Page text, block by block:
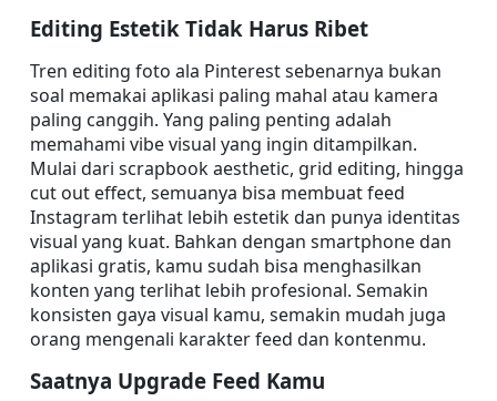
Editing Estetik Tidak Harus Ribet
Tren editing foto ala Pinterest sebenarnya bukan
soal memakai aplikasi paling mahal atau kamera
paling canggih. Yang paling penting adalah
memahami vibe visual yang ingin ditampilkan.
Mulai dari scrapbook aesthetic, grid editing, hingga
cut out effect, semuanya bisa membuat feed
Instagram terlihat lebih estetik dan punya identitas
visual yang kuat. Bahkan dengan smartphone dan
aplikasi gratis, kamu sudah bisa menghasilkan
konten yang terlihat lebih profesional. Semakin
konsisten gaya visual kamu, semakin mudah juga
orang mengenali karakter feed dan kontenmu.
Saatnya Upgrade Feed Kamu